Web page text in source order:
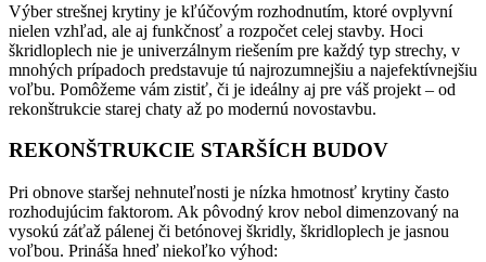
Výber strešnej krytiny je kľúčovým rozhodnutím, ktoré ovplyvní
nielen vzhľad, ale aj funkčnosť a rozpočet celej stavby. Hoci
škridloplech nie je univerzálnym riešením pre každý typ strechy, v
mnohých prípadoch predstavuje tú najrozumnejšiu a najefektívnejšiu
voľbu. Pomôžeme vám zistiť, či je ideálny aj pre váš projekt – od
rekonštrukcie starej chaty až po modernú novostavbu.
REKONŠTRUKCIE STARŠÍCH BUDOV
Pri obnove staršej nehnuteľnosti je nízka hmotnosť krytiny často
rozhodujúcim faktorom. Ak pôvodný krov nebol dimenzovaný na
vysokú záťaž pálenej či betónovej škridly, škridloplech je jasnou
voľbou. Prináša hneď niekoľko výhod: